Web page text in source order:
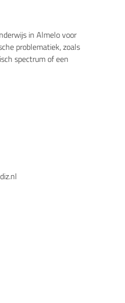
in Almelo voor
problematiek, zoals
spectrum of een